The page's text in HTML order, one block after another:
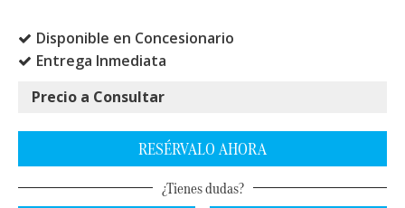
Disponible en Concesionario
Entrega Inmediata
Precio a Consultar
RESÉRVALO AHORA
¿Tienes dudas?